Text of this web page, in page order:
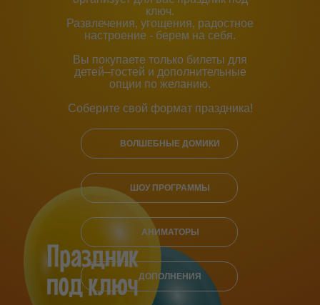
ключ.
Развлечения, угощения, радостное
настроение - берем на себя.
Вы покупаете только билеты для
детей–гостей и дополнительные
опции по желанию.
Соберите свой формат праздника!
ДОПОЛНЕНИЯ
АНИМАТОРЫ
ШОУ ПРОГРАММЫ
ВОЛШЕБНЫЕ ДОМИКИ